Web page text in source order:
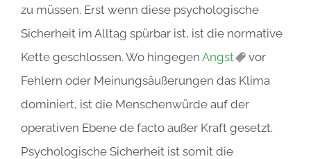
zu müssen. Erst wenn diese psychologische
Sicherheit im Alltag spürbar ist, ist die normative
Kette geschlossen. Wo hingegen Angst
vor
Fehlern oder Meinungsäußerungen das Klima
dominiert, ist die Menschenwürde auf der
operativen Ebene de facto außer Kraft gesetzt.
Psychologische Sicherheit ist somit die